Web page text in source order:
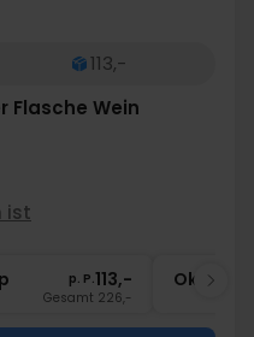
113,-
Flasche Wein
ist
p. P.113,-
Gesamt 226,-
Okt